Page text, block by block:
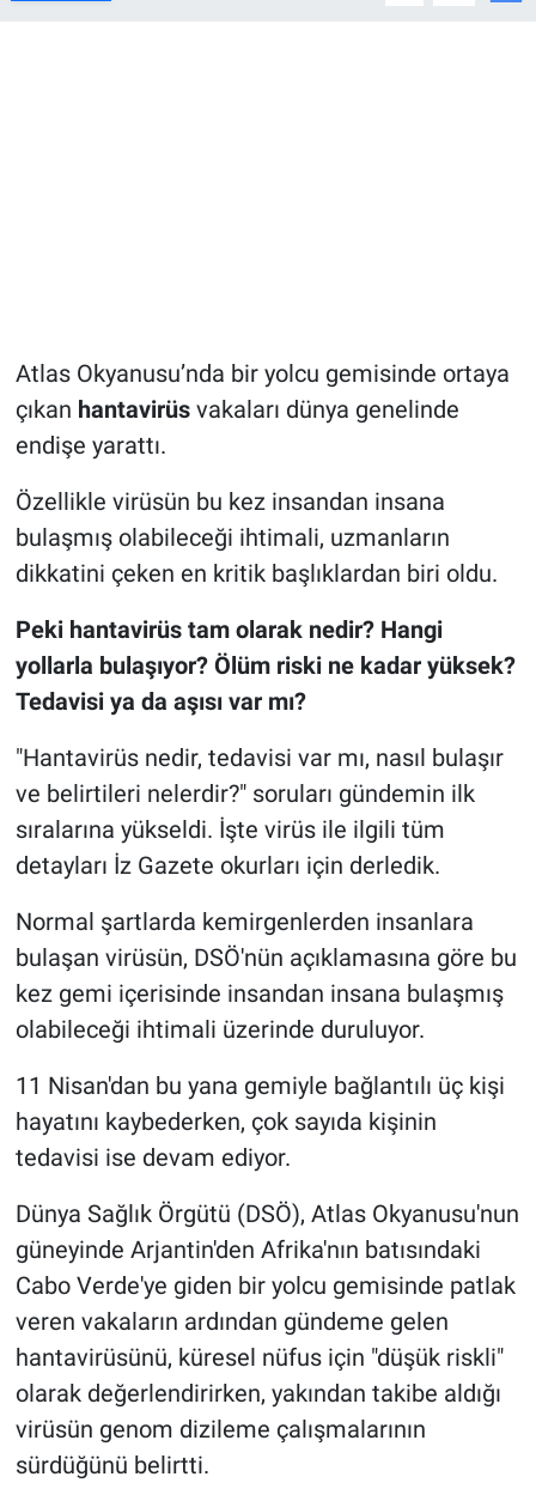
Atlas Okyanusu’nda bir yolcu gemisinde ortaya
çıkan hantavirüsvakaları dünya genelinde
endişe yarattı.
Özellikle virüsün bu kez insandan insana
bulaşmış olabileceği ihtimali, uzmanların
dikkatini çeken en kritik başlıklardan biri oldu.
Peki hantavirüs tam olarak nedir? Hangi
yollarla bulaşıyor? Ölüm riski ne kadar yüksek?
Tedavisi ya da aşısı var mı?
"Hantavirüs nedir, tedavisi var mı, nasıl bulaşır
ve belirtileri nelerdir?" soruları gündemin ilk
sıralarına yükseldi. İşte virüs ile ilgili tüm
detayları İz Gazete okurları için derledik.
Normal şartlarda kemirgenlerden insanlara
bulaşan virüsün, DSÖ'nün açıklamasına göre bu
kez gemi içerisinde insandan insana bulaşmış
olabileceği ihtimali üzerinde duruluyor.
11 Nisan'dan bu yana gemiyle bağlantılı üç kişi
hayatını kaybederken, çok sayıda kişinin
tedavisi ise devam ediyor.
Dünya Sağlık Örgütü (DSÖ), Atlas Okyanusu'nun
güneyinde Arjantin'den Afrika'nın batısındaki
Cabo Verde'ye giden bir yolcu gemisinde patlak
veren vakaların ardından gündeme gelen
hantavirüsünü, küresel nüfus için "düşük riskli"
olarak değerlendirirken, yakından takibe aldığı
virüsün genom dizileme çalışmalarının
sürdüğünü belirtti.